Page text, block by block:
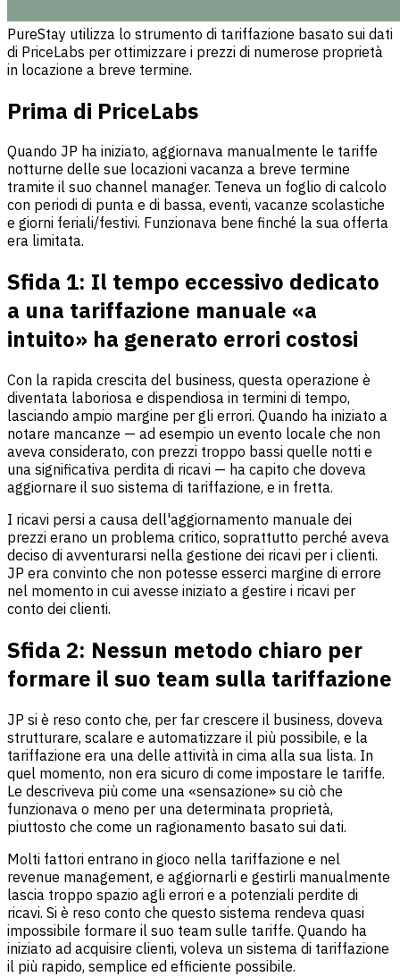
PureStay utilizza lo strumento di tariffazione basato sui dati
di PriceLabs per ottimizzare i prezzi di numerose proprietà
in locazione a breve termine.
Prima di PriceLabs
Quando JP ha iniziato, aggiornava manualmente le tariffe
notturne delle sue locazioni vacanza a breve termine
tramite il suo channel manager. Teneva un foglio di calcolo
con periodi di punta e di bassa, eventi, vacanze scolastiche
e giorni feriali/festivi. Funzionava bene finché la sua offerta
era limitata.
Sfida 1: Il tempo eccessivo dedicato
a una tariffazione manuale «a
intuito» ha generato errori costosi
Con la rapida crescita del business, questa operazione è
diventata laboriosa e dispendiosa in termini di tempo,
lasciando ampio margine per gli errori. Quando ha iniziato a
notare mancanze — ad esempio un evento locale che non
aveva considerato, con prezzi troppo bassi quelle notti e
una significativa perdita di ricavi — ha capito che doveva
aggiornare il suo sistema di tariffazione, e in fretta.
I ricavi persi a causa dell'aggiornamento manuale dei
prezzi erano un problema critico, soprattutto perché aveva
deciso di avventurarsi nella gestione dei ricavi per i clienti.
JP era convinto che non potesse esserci margine di errore
nel momento in cui avesse iniziato a gestire i ricavi per
conto dei clienti.
Sfida 2: Nessun metodo chiaro per
formare il suo team sulla tariffazione
JP si è reso conto che, per far crescere il business, doveva
strutturare, scalare e automatizzare il più possibile, e la
tariffazione era una delle attività in cima alla sua lista. In
quel momento, non era sicuro di come impostare le tariffe.
Le descriveva più come una «sensazione» su ciò che
funzionava o meno per una determinata proprietà,
piuttosto che come un ragionamento basato sui dati.
Molti fattori entrano in gioco nella tariffazione e nel
revenue management, e aggiornarli e gestirli manualmente
lascia troppo spazio agli errori e a potenziali perdite di
ricavi. Si è reso conto che questo sistema rendeva quasi
impossibile formare il suo team sulle tariffe. Quando ha
iniziato ad acquisire clienti, voleva un sistema di tariffazione
il più rapido, semplice ed efficiente possibile.